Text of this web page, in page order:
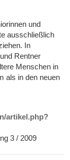
und
ausschließlich
In
Rentner
Menschen in
als in den neuen
artikel.php?
3 / 2009